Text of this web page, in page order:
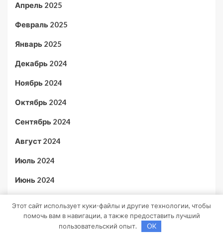
Апрель 2025
Февраль 2025
Январь 2025
Декабрь 2024
Ноябрь 2024
Октябрь 2024
Сентябрь 2024
Август 2024
Июль 2024
Июнь 2024
Апрель 2024
Этот сайт использует куки-файлы и другие технологии, чтобы
помочь вам в навигации, а также предоставить лучший
пользовательский опыт.
OK